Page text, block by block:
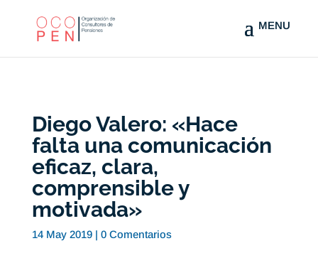
Diego Valero: «Hace
falta una comunicación
eficaz, clara,
comprensible y
motivada»
14 May 2019| 0 Comentarios